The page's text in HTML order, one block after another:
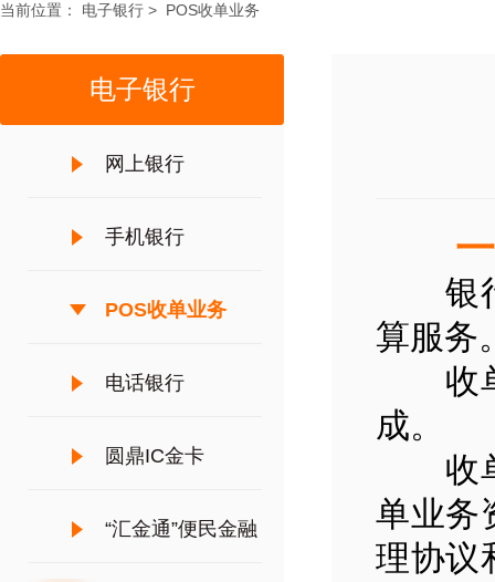
当前位置： 电子银行 > POS收单业务
电子银行
网上银行
手机银行
POS收单业务
电话银行
圆鼎IC金卡
“汇金通”便民金融
一
银行
算服务
收单
成。
收单
单业务
理协议